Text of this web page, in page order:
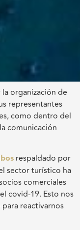
la organización de
representantes
como dentro del
comunicación
respaldado por
sector turístico ha
comerciales
covid-19. Esto nos
reactivarnos